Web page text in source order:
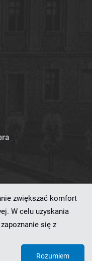
zwiększać komfort
W celu uzyskania
się z
Rozumiem